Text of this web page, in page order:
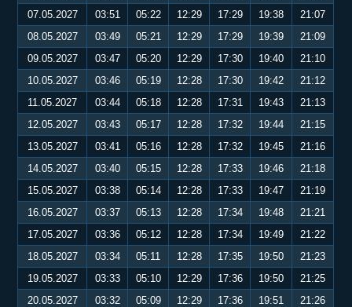
07.05.2027
03:51 05:22 12:29 17:29 19:38
21:07
08.05.2027
03:49 05:21 12:29 17:29 19:39
21:09
09.05.2027
03:47 05:20 12:29 17:30 19:40
21:10
10.05.2027
03:46 05:19 12:28 17:30 19:42
21:12
11.05.2027
03:44 05:18 12:28 17:31 19:43
21:13
12.05.2027
03:43 05:17 12:28 17:32 19:44
21:15
13.05.2027
03:41 05:16 12:28 17:32 19:45
21:16
14.05.2027
03:40 05:15 12:28 17:33 19:46
21:18
15.05.2027
03:38 05:14 12:28 17:33 19:47
21:19
16.05.2027
03:37 05:13 12:28 17:34 19:48
21:21
17.05.2027
03:36 05:12 12:28 17:34 19:49
21:22
18.05.2027
03:34 05:11 12:28 17:35 19:50
21:23
19.05.2027
03:33 05:10 12:29 17:36 19:50
21:25
20.05.2027
03:32 05:09 12:29 17:36 19:51
21:26